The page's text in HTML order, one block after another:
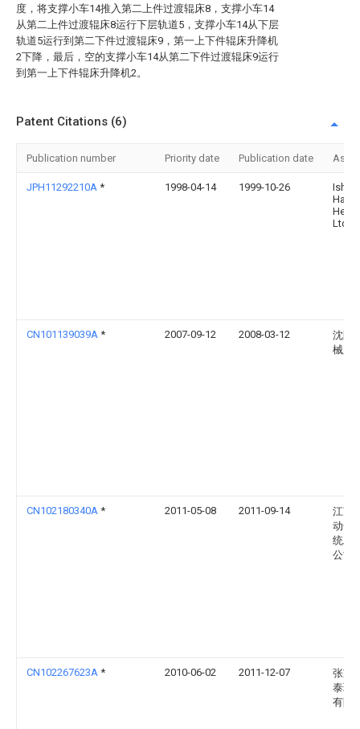
度，将支撑小车14推入第二上件过渡辊床8，支撑小车14
从第二上件过渡辊床8运行下层轨道5，支撑小车14从下层
轨道5运行到第二下件过渡辊床9，第一上下件辊床升降机
2下降，最后，空的支撑小车14从第二下件过渡辊床9运行
到第一上下件辊床升降机2。
Patent Citations (6)
Publication number Priority date Publication date
JPH11292210A * 1998-04-14 1999-10-26
Ltd
CN101139039A * 2007-09-12 2008-03-12
沈阳
械厂
CN102180340A * 2011-05-08 2011-09-14
江苏
动化
统工
公司
CN102267623A * 2010-06-02 2011-12-07
张家
泰环
有限